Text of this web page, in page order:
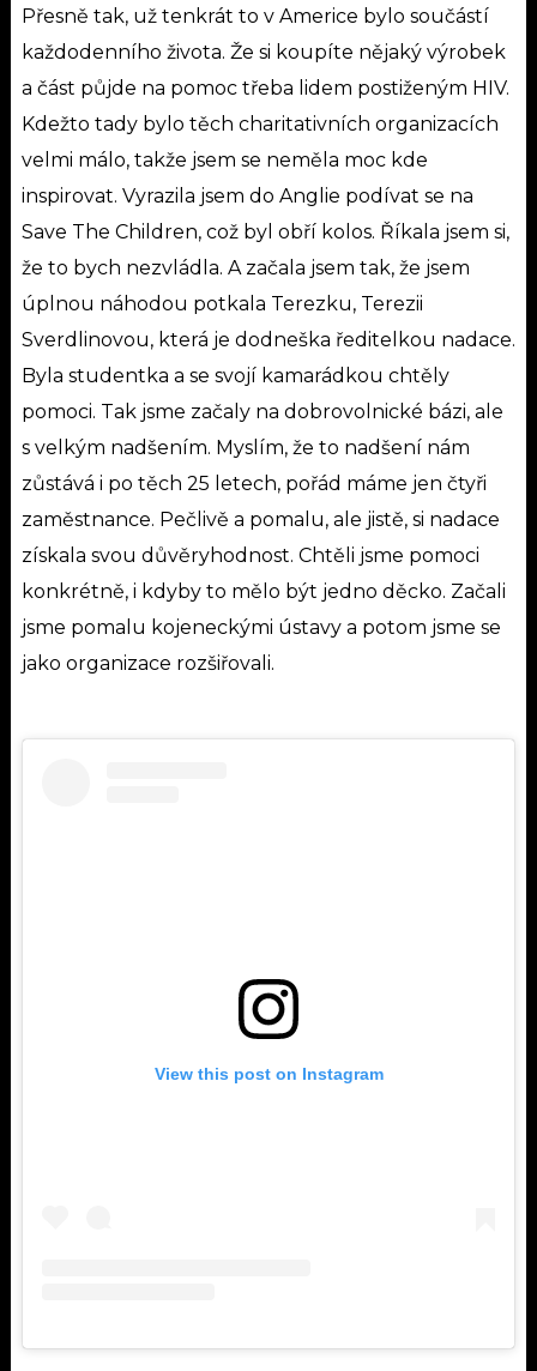
Přesně tak, už tenkrát to v Americe bylo součástí
každodenního života. Že si koupíte nějaký výrobek
a část půjde na pomoc třeba lidem postiženým HIV.
Kdežto tady bylo těch charitativních organizacích
velmi málo, takže jsem se neměla moc kde
inspirovat. Vyrazila jsem do Anglie podívat se na
Save The Children, což byl obří kolos. Říkala jsem si,
že to bych nezvládla. A začala jsem tak, že jsem
úplnou náhodou potkala Terezku, Terezii
Sverdlinovou, která je dodneška ředitelkou nadace.
Byla studentka a se svojí kamarádkou chtěly
pomoci. Tak jsme začaly na dobrovolnické bázi, ale
s velkým nadšením. Myslím, že to nadšení nám
zůstává i po těch 25 letech, pořád máme jen čtyři
zaměstnance. Pečlivě a pomalu, ale jistě, si nadace
získala svou důvěryhodnost. Chtěli jsme pomoci
konkrétně, i kdyby to mělo být jedno děcko. Začali
jsme pomalu kojeneckými ústavy a potom jsme se
jako organizace rozšiřovali.
View this post on Instagram